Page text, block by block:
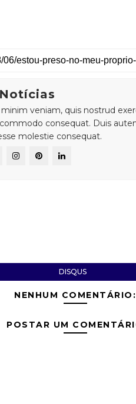
veniam, quis nostrud
consequat. Duis
molestie consequat.
DISQUS
NENHUM COMENTÁRIO:
POSTAR UM